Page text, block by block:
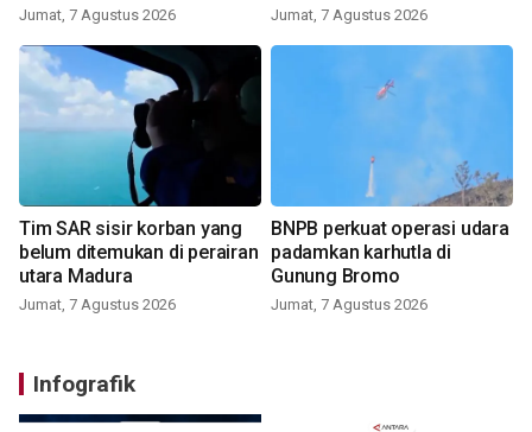
Jumat, 7 Agustus 2026 Jumat, 7 Agustus 2026
Tim SAR sisir korban yang
belum ditemukan di perairan
utara Madura
Jumat, 7 Agustus 2026
BNPB perkuat operasi udara
padamkan karhutla di
Gunung Bromo
Jumat, 7 Agustus 2026
Infografik